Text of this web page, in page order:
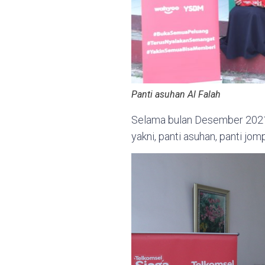
Panti asuhan Al Falah
Selama bulan Desember
yakni, panti asuhan, panti